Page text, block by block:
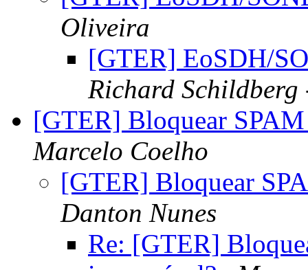
Oliveira
[GTER] EoSDH/
Richard Schildberg
[GTER] Bloquear
Marcelo Coelho
[GTER] Bloquear
Danton Nunes
Re: [GTER]